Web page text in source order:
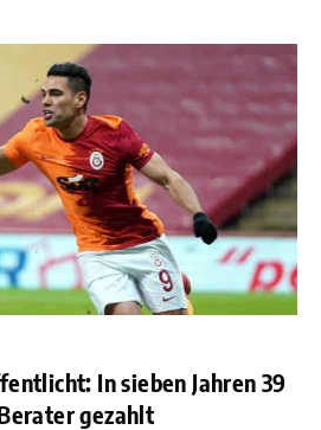
In sieben Jahren 39
gezahlt